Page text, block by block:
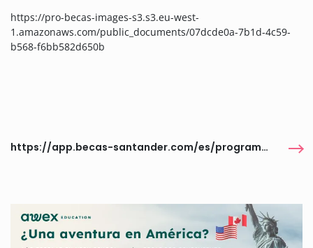
https://pro-becas-images-s3.s3.eu-west-
1.amazonaws.com/public_documents/07dcde0a-7b1d-4c59-
b568-f6bb582d650b
https://app.becas-santander.com/es/program/becas-santander-beca-alumni-banco-de-santander